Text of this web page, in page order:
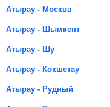
Атырау - Москва
Атырау - Шымкент
Атырау - Шу
Атырау - Кокшетау
Атырау - Рудный